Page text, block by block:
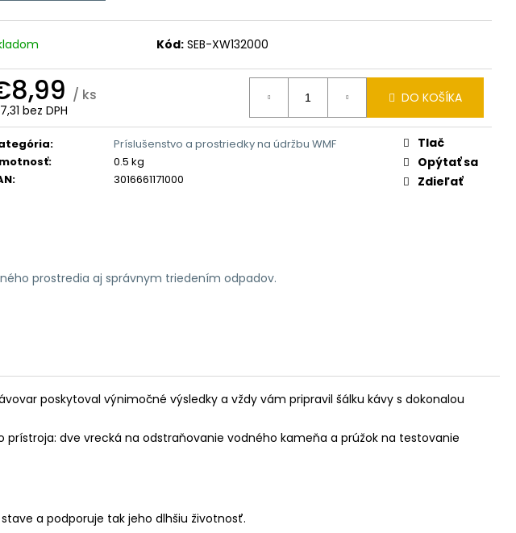
Kód: SEB-XW132000
/ ks
bez DPH
DO KOŠÍKA
:
Príslušenstvo a prostriedky na údržbu WMF
:
0.5 kg
: 3016661171000
Tlač
Opýtať sa
Zdieľať
prostredia aj správnym triedením odpadov.
poskytoval výnimočné výsledky a vždy vám pripravil šálku kávy s dokonalou
dve vrecká na odstraňovanie vodného kameňa a prúžok na testovanie
a podporuje tak jeho dlhšiu životnosť.